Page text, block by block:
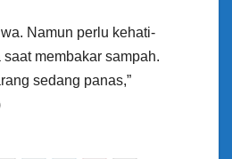
Namun perlu kehati-
membakar sampah.
sedang panas,”